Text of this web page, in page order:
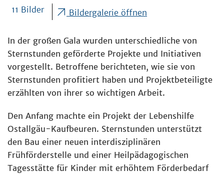
11 Bilder
Bildergalerie öffnen
In der großen Gala wurden unterschiedliche von
Sternstunden geförderte Projekte und Initiativen
vorgestellt. Betroffene berichteten, wie sie von
Sternstunden profitiert haben und Projektbeteiligte
erzählten von ihrer so wichtigen Arbeit.
Den Anfang machte ein Projekt der Lebenshilfe
Ostallgäu-Kaufbeuren. Sternstunden unterstützt
den Bau einer neuen interdisziplinären
Frühförderstelle und einer Heilpädagogischen
Tagesstätte für Kinder mit erhöhtem Förderbedarf